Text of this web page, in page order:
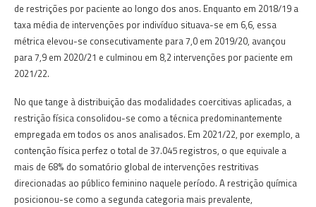
de restrições por paciente ao longo dos anos. Enquanto em 2018/19 a
taxa média de intervenções por indivíduo situava-se em 6,6, essa
métrica elevou-se consecutivamente para 7,0 em 2019/20, avançou
para 7,9 em 2020/21 e culminou em 8,2 intervenções por paciente em
2021/22.
No que tange à distribuição das modalidades coercitivas aplicadas, a
restrição física consolidou-se como a técnica predominantemente
empregada em todos os anos analisados. Em 2021/22, por exemplo, a
contenção física perfez o total de 37.045 registros, o que equivale a
mais de 68% do somatório global de intervenções restritivas
direcionadas ao público feminino naquele período. A restrição química
posicionou-se como a segunda categoria mais prevalente,